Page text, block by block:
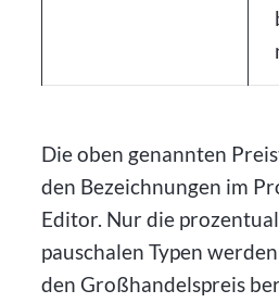
Die oben genannten
den Bezeichnungen im
Editor. Nur die
pauschalen Typen
den Großhandelspreis